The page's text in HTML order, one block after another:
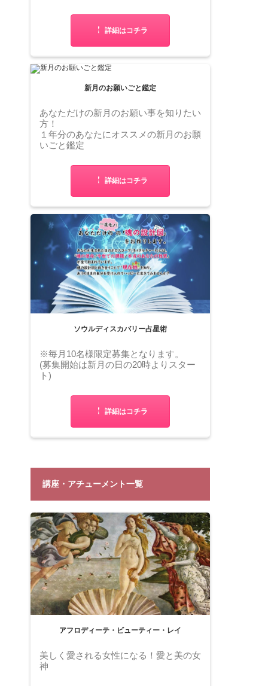
詳細はコチラ
新月のお願いごと鑑定
あなただけの新月のお願い事を知りたい
方！
１年分のあなたにオススメの新月のお願
いごと鑑定
詳細はコチラ
ソウルディスカバリー占星術
※毎月10名様限定募集となります。
(募集開始は新月の日の20時よりスター
ト)
詳細はコチラ
講座・アチューメント一覧
アフロディーテ・ビューティー・レイ
美しく愛される女性になる！愛と美の女
神